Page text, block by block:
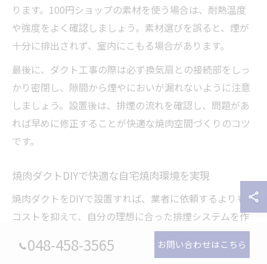
ります。100円ショップの素材を使う場合は、耐熱温度
や強度をよく確認しましょう。素材選びを誤ると、煙が
十分に排出されず、室内にこもる場合があります。
最後に、ダクト工事の際は必ず換気扇との接続部をしっ
かり密閉し、隙間から煙やにおいが漏れないように注意
しましょう。設置後は、排煙の流れを確認し、問題があ
れば早めに修正することが快適な焼肉空間づくりのコツ
です。
焼肉ダクトDIYで快適な自宅焼肉環境を実現
焼肉ダクトをDIYで設置すれば、業者に依頼するよりも
コストを抑えて、自分の理想に合った排煙システムを作
ることができます。DIY初心者でも、手順を守れば十分に
安全で効果的なダクト工事が可能です。特にダクトの長
048-458-3565 お問い合わせはこちら